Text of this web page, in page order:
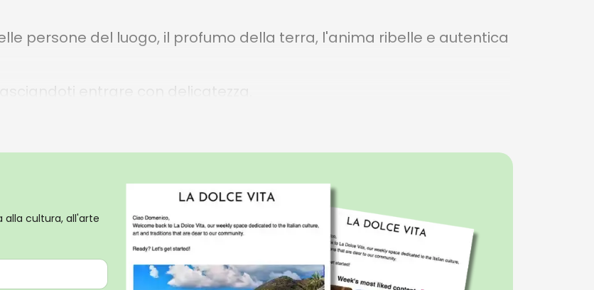
persone del luogo, il profumo della terra, l'anima ribelle e autentica
entrare con delicatezza.
alla cultura, all'arte